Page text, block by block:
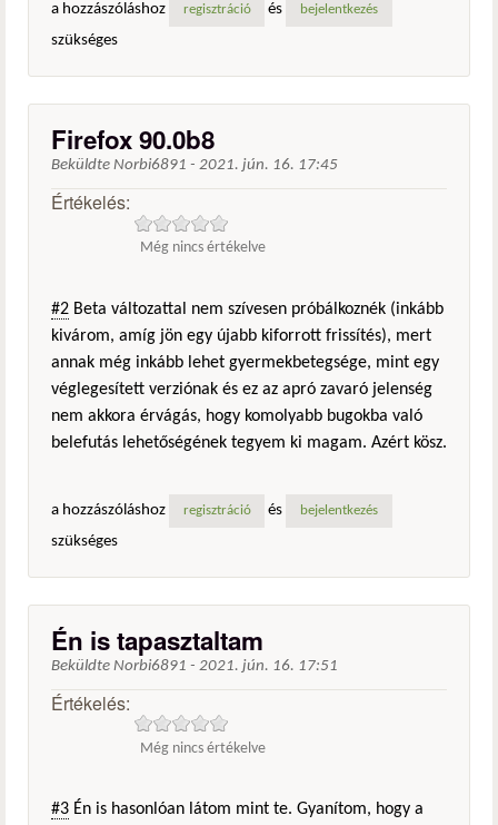
a hozzászóláshoz regisztráció és bejelentkezés
szükséges
Firefox 90.0b8
Beküldte Norbi6891 - 2021. jún. 16. 17:45
Értékelés:
Még nincs értékelve
#2 Beta változattal nem szívesen próbálkoznék (inkább
kivárom, amíg jön egy újabb kiforrott frissítés), mert
annak még inkább lehet gyermekbetegsége, mint egy
véglegesített verziónak és ez az apró zavaró jelenség
nem akkora érvágás, hogy komolyabb bugokba való
belefutás lehetőségének tegyem ki magam. Azért kösz.
a hozzászóláshoz regisztráció és bejelentkezés
szükséges
Én is tapasztaltam
Beküldte Norbi6891 - 2021. jún. 16. 17:51
Értékelés:
Még nincs értékelve
#3 Én is hasonlóan látom mint te. Gyanítom, hogy a